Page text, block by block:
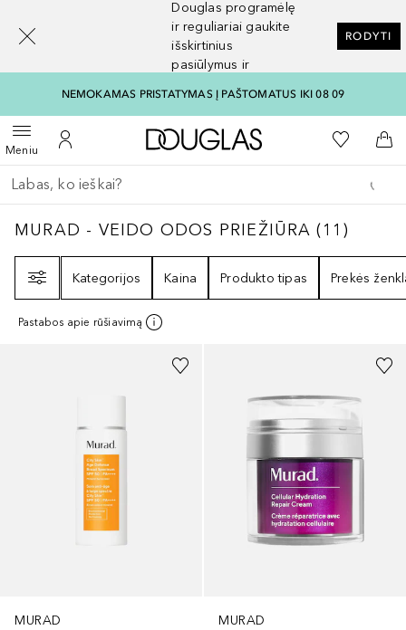
Douglas programėlę
ir reguliariai gaukite
išskirtinius
pasiūlymus ir
RODYTI
NEMOKAMAS PRISTATYMAS Į PAŠTOMATUS IKI 08 09
MeniuAtidaryti meniuĮ mano paskyrą
Į Douglas pagrindinį
Į mano
Į
Grįžk atgal
Vykdykite paiešką
MURAD - VEIDO ODOS PRIEŽIŪRA 11
MURAD - VEIDO ODOS PRIEŽIŪRA (11 )
Kategorijos
Kaina Produkto tipas Prekės
Pastabos apie rūšiavimą
MURAD
MURAD
[navigation.slideout.screenreader]